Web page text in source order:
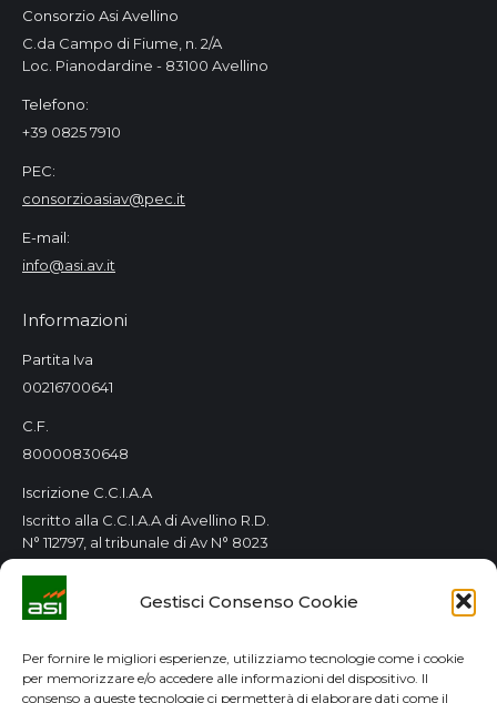
Gestisci Consenso Cookie
Per fornire le migliori esperienze, utilizziamo tecnologie come i cookie
per memorizzare e/o accedere alle informazioni del dispositivo. Il
consenso a queste tecnologie ci permetterà di elaborare dati come il
Consorzio Asi Avellino
C.da Campo di Fiume, n. 2/A
Loc. Pianodardine - 83100 Avellino
Telefono:
+39 0825 7910
PEC:
consorzioasiav@pec.it
E-mail:
info@asi.av.it
Informazioni
Partita Iva
00216700641
C.F.
80000830648
Iscrizione C.C.I.A.A
Iscritto alla C.C.I.A.A di Avellino R.D.
N° 112797, al tribunale di Av N° 8023
Orari Consorzio
Tutti i giorni 8.00 / 14.00
GDPR